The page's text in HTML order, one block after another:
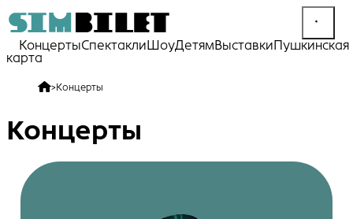
КонцертыСпектакли ШоуДетямВыставкиПушкинская
карта
>Концерты
Концерты